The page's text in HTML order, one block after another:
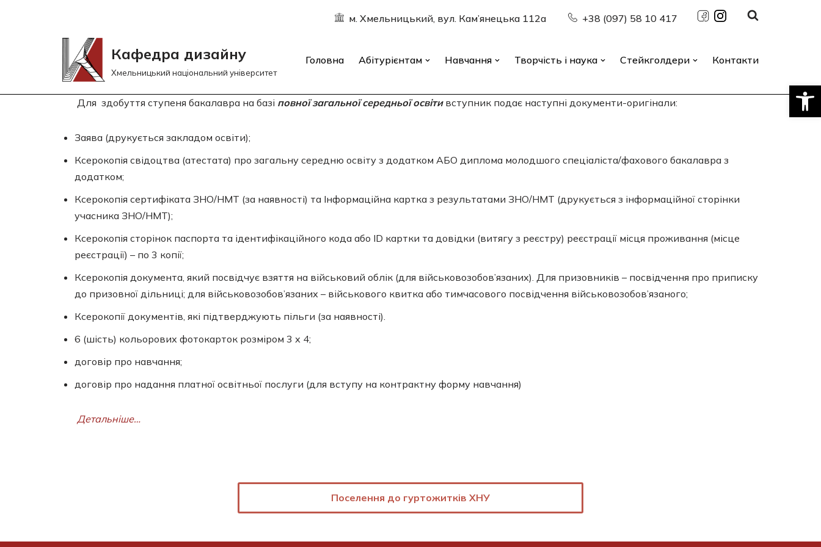
м. Хмельницький, вул. Кам’янецька 112а +38 (097) 58 10 417
Кафедра дизайну
Хмельницький національний університет
Головна Абітурієнтам Навчання Творчість і наука Стейкголдери Контакти
Для здобуття ступеня бакалавра на базі повної загальної середньої освітивступник подає наступні документи-оригінали:
Заява (друкується закладом освіти);
Ксерокопія свідоцтва (атестата) про загальну середню освіту з додатком АБО диплома молодшого спеціаліста/фахового бакалавра з
додатком;
Ксерокопія сертифіката ЗНО/НМТ (за наявності) та Інформаційна картка з результатами ЗНО/НМТ (друкується з інформаційної сторінки
учасника ЗНО/НМТ);
Ксерокопія сторінок паспорта та ідентифікаційного кода або ІD картки та довідки (витягу з реєстру) реєстрації місця проживання (місце
реєстрації) – по 3 копії;
Ксерокопія документа, який посвідчує взяття на військовий облік (для військовозобов’язаних). Для призовників – посвідчення про приписку
до призовної дільниці; для військовозобов’язаних – військового квитка або тимчасового посвідчення військовозобов’язаного;
Ксерокопії документів, які підтверджують пільги (за наявності).
6 (шість) кольорових фотокарток розміром 3 х 4;
договір про навчання;
договір про надання платної освітньої послуги (для вступу на контрактну форму навчання)
Детальніше…
Поселення до гуртожитків ХНУ